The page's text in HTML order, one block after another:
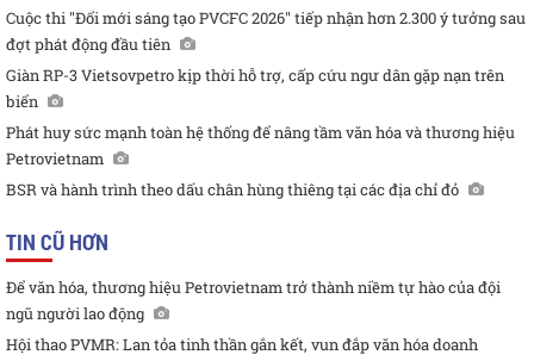
Cuộc thi "Đổi mới sáng tạo PVCFC 2026" tiếp nhận hơn 2.300 ý tưởng sau
đợt phát động đầu tiên
Giàn RP-3 Vietsovpetro kịp thời hỗ trợ, cấp cứu ngư dân gặp nạn trên
biển
Phát huy sức mạnh toàn hệ thống để nâng tầm văn hóa và thương hiệu
Petrovietnam
BSR và hành trình theo dấu chân hùng thiêng tại các địa chỉ đỏ
TIN CŨ HƠN
Để văn hóa, thương hiệu Petrovietnam trở thành niềm tự hào của đội
ngũ người lao động
Hội thao PVMR: Lan tỏa tinh thần gắn kết, vun đắp văn hóa doanh